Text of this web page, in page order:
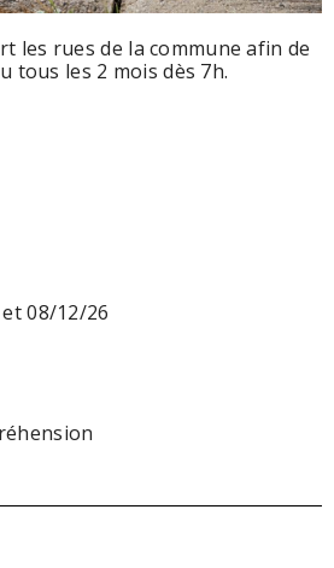
les rues de la commune afin de
tous les 2 mois dès 7h.
08/12/26